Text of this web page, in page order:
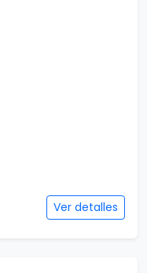
Ver detalles